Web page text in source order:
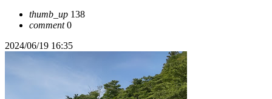
thumb_up 138
comment0
2024/06/19 16:35